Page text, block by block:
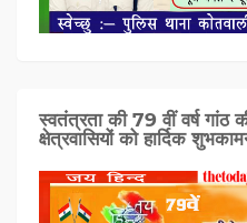
स्वतंत्रता की 79 वीं वर्ष गांठ
क्षेत्रवासियों को हार्दिक